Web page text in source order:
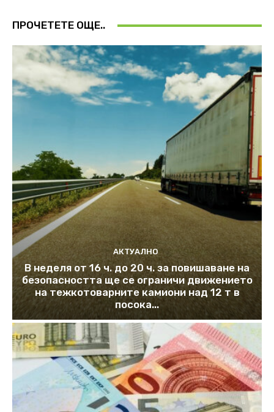
ПРОЧЕТЕТЕ ОЩЕ..
АКТУАЛНО
В неделя от 16 ч. до 20 ч. за повишаване на
безопасността ще се ограничи движението
на тежкотоварните камиони над 12 т в
посока...